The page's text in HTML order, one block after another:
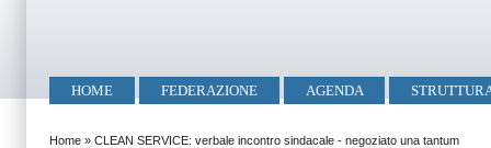
Menu principale
HOME FEDERAZIONE AGENDA
Tu sei qui
Home » CLEAN SERVICE: verbale incontro sindacale - negoziato una tantum